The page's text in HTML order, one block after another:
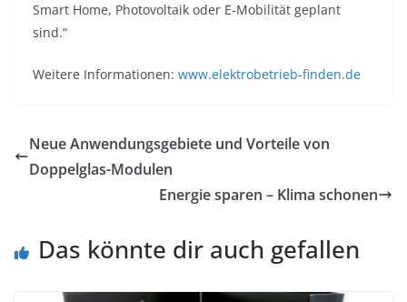
Smart Home, Photovoltaik oder E-Mobilität geplant
sind.“
Weitere Informationen: www.elektrobetrieb-finden.de
Neue Anwendungsgebiete und Vorteile von
Doppelglas-Modulen
Energie sparen – Klima schonen
Das könnte dir auch gefallen